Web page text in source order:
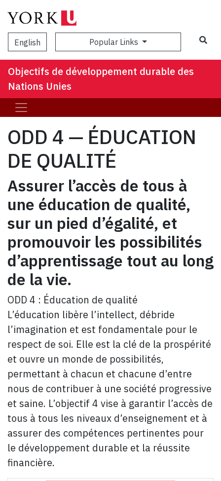
English Popular Links
Objectifs de développement durable des
Nations Unies
ODD 4 — ÉDUCATION
DE QUALITÉ
Assurer l’accès de tous à
une éducation de qualité,
sur un pied d’égalité, et
promouvoir les possibilités
d’apprentissage tout au long
de la vie.
ODD 4 : Éducation de qualité
L’éducation libère l’intellect, débride
l’imagination et est fondamentale pour le
respect de soi. Elle est la clé de la prospérité
et ouvre un monde de possibilités,
permettant à chacun et chacune d’entre
nous de contribuer à une société progressive
et saine. L’objectif 4 vise à garantir l’accès de
tous à tous les niveaux d’enseignement et à
assurer des compétences pertinentes pour
le développement durable et la réussite
financière.